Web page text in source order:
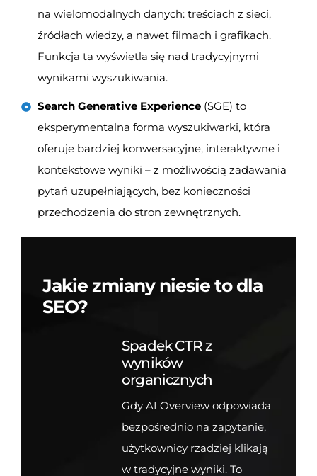
na wielomodalnych danych: treściach z sieci,
źródłach wiedzy, a nawet filmach i grafikach.
Funkcja ta wyświetla się nad tradycyjnymi
wynikami wyszukiwania.
Search Generative Experience(SGE) to
eksperymentalna forma wyszukiwarki, która
oferuje bardziej konwersacyjne, interaktywne i
kontekstowe wyniki – z możliwością zadawania
pytań uzupełniających, bez konieczności
przechodzenia do stron zewnętrznych.
Jakie zmiany niesie to dla
SEO?
Spadek CTR z
wyników
organicznych
Gdy AI Overview odpowiada
bezpośrednio na zapytanie,
użytkownicy rzadziej klikają
w tradycyjne wyniki. To